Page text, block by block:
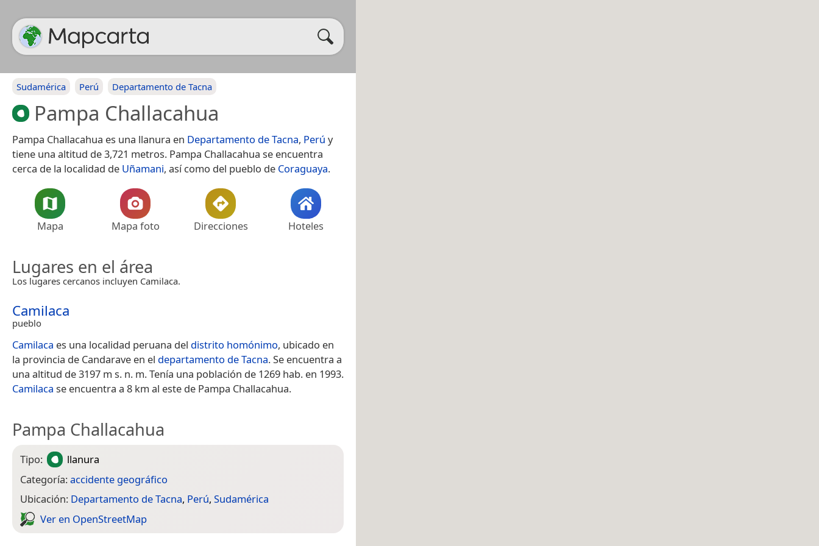
Sudamérica Perú Departamento de Tacna
Pampa Challacahua
Pampa Challacahua es una llanura en Departamento de Tacna, Perú y
tiene una altitud de 3,721 metros. Pampa Challacahua se encuentra
cerca de la localidad de Uñamani, así como del pueblo de Coraguaya.
Mapa Mapa foto Direcciones Hoteles
Lugares en el área
Los lugares cercanos incluyen Camilaca.
Camilaca
pueblo
Camilaca es una localidad peruana del distrito homónimo, ubicado en
la provincia de Candarave en el departamento de Tacna. Se encuentra a
una altitud de 3197 m s. n. m. Tenía una población de 1269 hab. en 1993.
Camilaca se encuentra a 8 km al este de Pampa Challacahua.
Pampa Challacahua
Tipo:
llanura
Categoría:accidente geográfico
Ubicación: Departamento de Tacna, Perú, Sudamérica
Ver en Open­Street­Map